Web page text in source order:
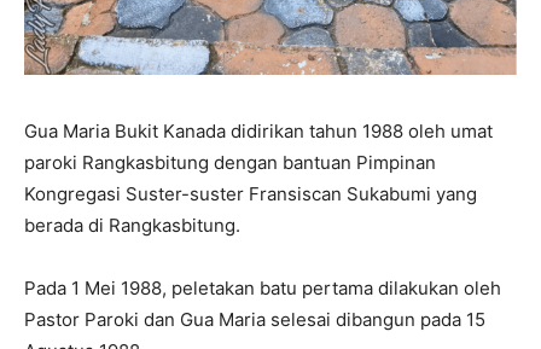
Gua Maria Bukit Kanada didirikan tahun 1988 oleh umat
paroki Rangkasbitung dengan bantuan Pimpinan
Kongregasi Suster-suster Fransiscan Sukabumi yang
berada di Rangkasbitung.
Pada 1 Mei 1988, peletakan batu pertama dilakukan oleh
Pastor Paroki dan Gua Maria selesai dibangun pada 15